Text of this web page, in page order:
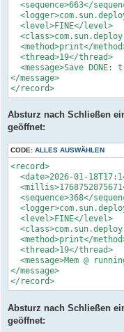
<sequence>663</
  <level>FINE</level>
<method>print</
  <thread>19</thread>
<message>Save DONE:
</message>
</record>
Absturz nach Schließen
geöffnet:
CODE: ALLES AUSWÄHLEN
<record>
<date>2026-01-
<sequence>368</
  <level>FINE</level>
<method>print</
  <thread>19</thread>
<message>Mem @
</message>
</record>
Absturz nach Schließen
geöffnet: